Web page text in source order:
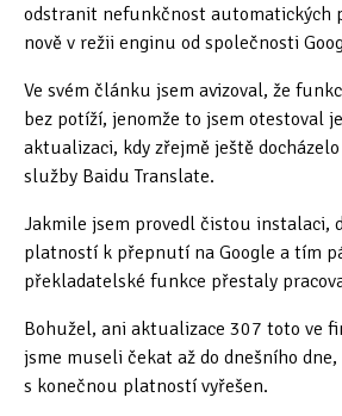
Pracuji sluchem(565)
Pracuji sluchem a hmatem(567)
Pracuji zrakem(456)
Pracuji zrakem a sluchem
Služby(115)
Software(504)
Asistivní software(429)
Běžný software(284)
odstranit nefunkčnost automatických
nově v režii enginu od společnosti
Ve svém článku jsem avizoval, že
bez potíží, jenomže to jsem otestoval
aktualizaci, kdy zřejmě ještě
služby Baidu Translate.
Jakmile jsem provedl čistou instalaci,
platností k přepnutí na Google a tím
překladatelské funkce přestaly
Bohužel, ani aktualizace 307 toto ve
jsme museli čekat až do dnešního
s konečnou platností vyřešen.